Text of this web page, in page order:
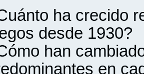
ha crecido
desde 1930?
han
en